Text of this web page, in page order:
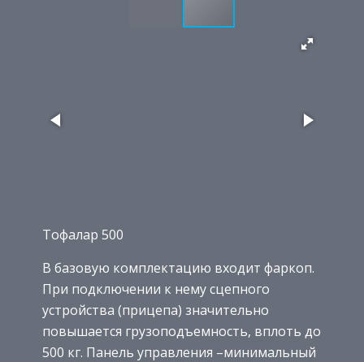
Тофалар 500
В базовую комплектацию входит фаркоп.
При подключении к нему сцепного
устройства (прицепа) значительно
повышается грузоподъемность, вплоть до
500 кг. Панель управления –минимальный